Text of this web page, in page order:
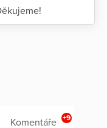
Komentáře +9